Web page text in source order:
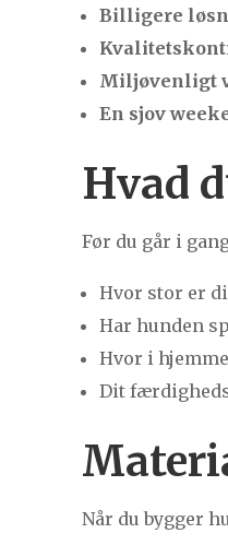
Billigere
Miljøvenligt
En sjov
Hvad
Før du går i
Hvor stor er
Har hunden
Hvor i
Dit
Når du bygger